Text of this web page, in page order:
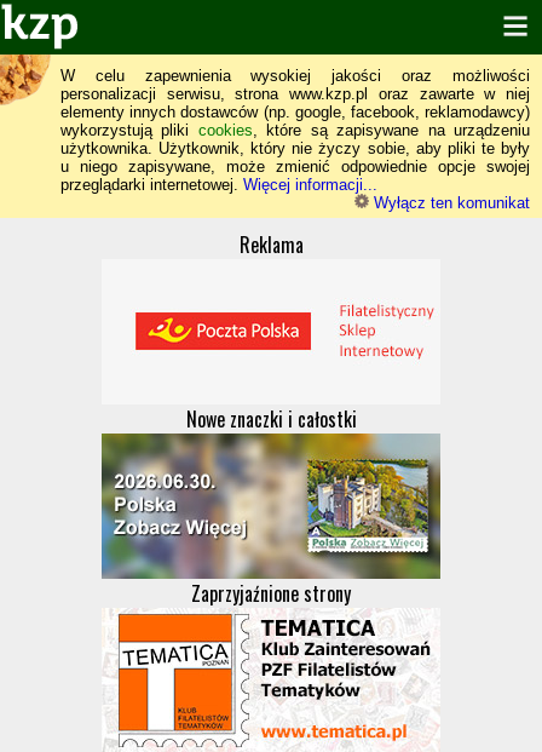
W celu zapewnienia wysokiej jakości oraz możliwości
personalizacji serwisu, strona www.kzp.pl oraz zawarte w niej
elementy innych dostawców (np. google, facebook, reklamodawcy)
wykorzystują pliki cookies, które są zapisywane na urządzeniu
użytkownika. Użytkownik, który nie życzy sobie, aby pliki te były
u niego zapisywane, może zmienić odpowiednie opcje swojej
przeglądarki internetowej. Więcej informacji...
Wyłącz ten komunikat
Reklama
Nowe znaczki i całostki
Zaprzyjaźnione strony